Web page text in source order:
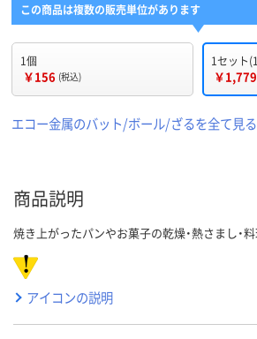
この商品は複数の販売単位があります
1個
￥156 (税込)
1セット
￥1,779
エコー金属のバット/ボール/ざるを全て見る
商品説明
焼き上がったパンやお菓子の乾燥・熱さまし・
アイコンの説明